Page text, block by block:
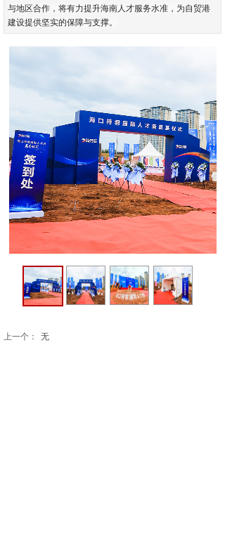
与地区合作，将有力提升海南人才服务水准，为自贸港
建设提供坚实的保障与支撑。
上一个：
无